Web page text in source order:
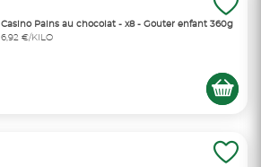
Casino Pains au chocolat - x8 - Gouter enfant 360g
6,92 €/KILO